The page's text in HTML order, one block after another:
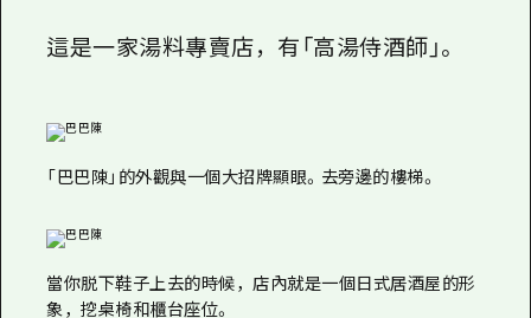
這是一家湯料專賣店，有「高湯侍酒師」。
「巴巴陳」的外觀與一個大招牌顯眼。去旁邊的樓梯。
當你脱下鞋子上去的時候，店內就是一個日式居酒屋的形
象，挖桌椅和櫃台座位。